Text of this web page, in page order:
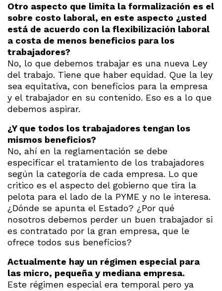
Otro aspecto que limita la formalización es el
sobre costo laboral, en este aspecto ¿usted
está de acuerdo con la flexibilización laboral
a costa de menos beneficios para los
trabajadores?
No, lo que debemos trabajar es una nueva Ley
del trabajo. Tiene que haber equidad. Que la ley
sea equitativa, con beneficios para la empresa
y el trabajador en su contenido. Eso es a lo que
debemos aspirar.
¿Y que todos los trabajadores tengan los
mismos beneficios?
No, ahí en la reglamentación se debe
especificar el tratamiento de los trabajadores
según la categoría de cada empresa. Lo que
critico es el aspecto del gobierno que tira la
pelota para el lado de la PYME y no le interesa.
¿Dónde se apunta el Estado? ¿Por qué
nosotros debemos perder un buen trabajador si
es contratado por la gran empresa, que le
ofrece todos sus beneficios?
Actualmente hay un régimen especial para
las micro, pequeña y mediana empresa.
Este régimen especial era temporal pero ya